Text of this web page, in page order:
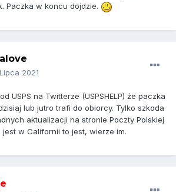
Paczka w koncu dojdzie.
2021
USPS na Twitterze (USPSHELP) że paczka
lub jutro trafi do obiorcy. Tylko szkoda
aktualizacji na stronie Poczty Polskiej
jest w Californii to jest, wierze im.